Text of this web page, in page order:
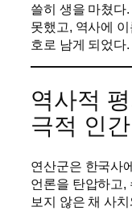
쓸히 생을 마쳤다
못했고, 역사에 이
호로 남게 되었다.
역사적
극적 인
연산군은 한국사
언론을 탄압하고,
보지 않은 채 사